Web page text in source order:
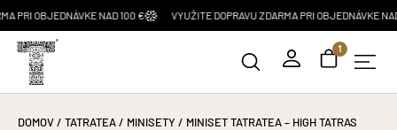
OBJEDNÁVKE NAD 100 € VYUŽITE DOPRAVU ZDARMA PRI OBJEDNÁVKE NAD
1
DOMOV/ TATRATEA/ MINISETY / MINISET TATRATEA – HIGH TATRAS